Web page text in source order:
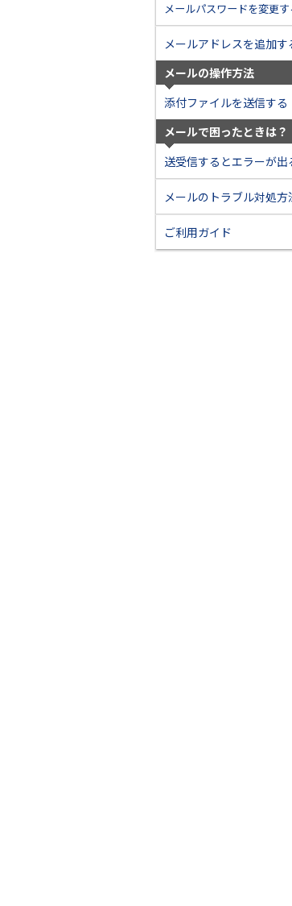
メールパスワードを変更す
メールアドレスを追加す
メールの操作方法
添付ファイルを送信する
メールで困ったときは？
送受信するとエラーが出
メールのトラブル対処方
ご利用ガイド